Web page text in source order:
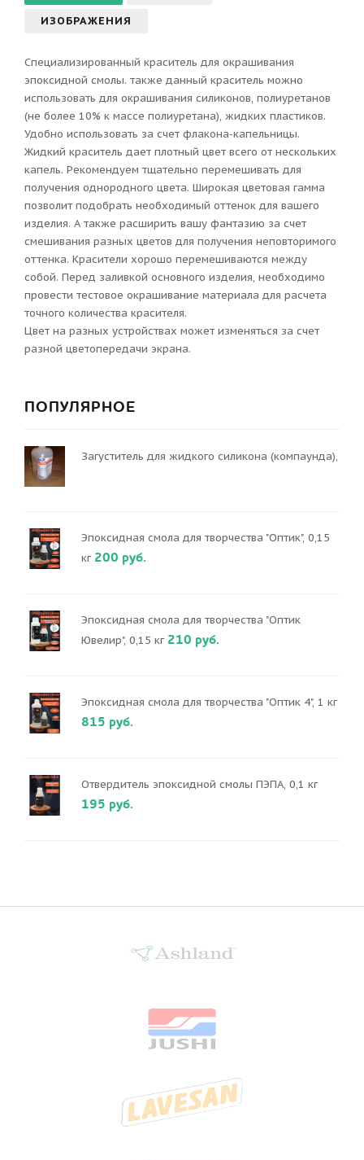
ИЗОБРАЖЕНИЯ
Специализированный краситель для окрашивания
эпоксидной смолы. также данный краситель можно
использовать для окрашивания силиконов, полиуретанов
(не более 10% к массе полиуретана), жидких пластиков.
Удобно использовать за счет флакона-капельницы.
Жидкий краситель дает плотный цвет всего от нескольких
капель. Рекомендуем тщательно перемешивать для
получения однородного цвета. Широкая цветовая гамма
позволит подобрать необходимый оттенок для вашего
изделия. А также расширить вашу фантазию за счет
смешивания разных цветов для получения неповторимого
оттенка. Красители хорошо перемешиваются между
собой. Перед заливкой основного изделия, необходимо
провести тестовое окрашивание материала для расчета
точного количества красителя.
Цвет на разных устройствах может изменяться за счет
разной цветопередачи экрана.
ПОПУЛЯРНОЕ
Загуститель для жидкого силикона (компаунда),
Эпоксидная смола для творчества "Оптик", 0,15
кг 200 руб.
Эпоксидная смола для творчества "Оптик
Ювелир", 0,15 кг 210 руб.
Эпоксидная смола для творчества "Оптик 4", 1 кг
815 руб.
Отвердитель эпоксидной смолы ПЭПА, 0,1 кг
195 руб.